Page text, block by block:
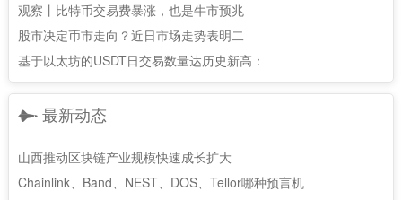
观察丨比特币交易费暴涨，也是牛市预兆
股市决定币市走向？近日市场走势表明二
基于以太坊的USDT日交易数量达历史新高：
最新动态
山西推动区块链产业规模快速成长扩大
Chainlink、Band、NEST、DOS、Tellor哪种预言机